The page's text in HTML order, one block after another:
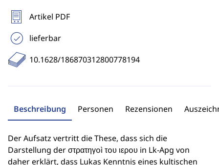
Artikel PDF
lieferbar
10.1628/186870312800778194
Beschreibung Personen Rezensionen
Der Aufsatz vertritt die These, dass sich die
Darstellung der στρατηγoì τoυ ιερoυ in Lk-Apg von
daher erklärt, dass Lukas Kenntnis eines kultischen